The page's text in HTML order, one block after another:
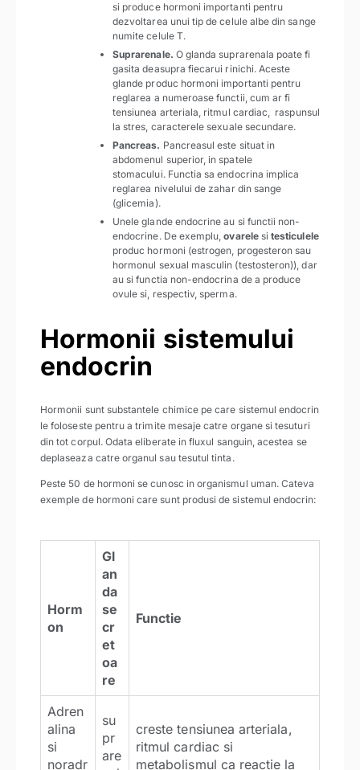
si produce hormoni importanti pentru
dezvoltarea unui tip de celule albe din sange
numite celule T.
Suprarenale. O glanda suprarenala poate fi
gasita deasupra fiecarui rinichi. Aceste
glande produc hormoni importanti pentru
reglarea a numeroase functii, cum ar fi
tensiunea arteriala, ritmul cardiac, raspunsul
la stres, caracterele sexuale secundare.
Pancreas. Pancreasul este situat in
abdomenul superior, in spatele
stomacului. Functia sa endocrina implica
reglarea nivelului de zahar din sange
(glicemia).
Unele glande endocrine au si functii non-
endocrine. De exemplu,ovarelesitesticulele
produc hormoni (estrogen, progesteron sau
hormonul sexual masculin (testosteron)), dar
au si functia non-endocrina de a produce
ovule si, respectiv, sperma.
Hormonii sistemului
endocrin
Hormonii sunt substantele chimice pe care sistemul endocrin
le foloseste pentru a trimite mesaje catre organe si tesuturi
din tot corpul. Odata eliberate in fluxul sanguin, acestea se
deplaseaza catre organul sau tesutul tinta.
Peste 50 de hormoni se cunosc in organismul uman. Cateva
exemple de hormoni care sunt produsi de sistemul endocrin:
Horm
on
Gl
an
da
se
cr
et
oa
re
Functie
Adren
alina
si
noradr
su
pr
are
creste tensiunea arteriala,
ritmul cardiac si
metabolismul ca reactie la